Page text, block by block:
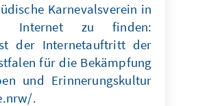
Karnevalsverein in
Internet zu finden:
der Internetauftritt der
für die Bekämpfung
und Erinnerungskultur
.